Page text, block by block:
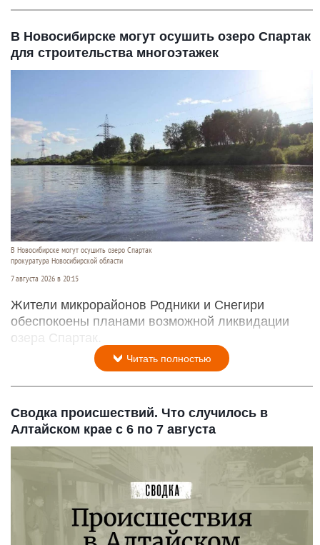
В Новосибирске могут осушить озеро Спартак
для строительства многоэтажек
В Новосибирске могут осушить озеро Спартак
прокуратура Новосибирской области
7 августа 2026 в 20:15
Жители микрорайонов Родники и Снегири
обеспокоены планами возможной ликвидации
озера Спартак.
Читать полностью
Сводка происшествий. Что случилось в
Алтайском крае с 6 по 7 августа